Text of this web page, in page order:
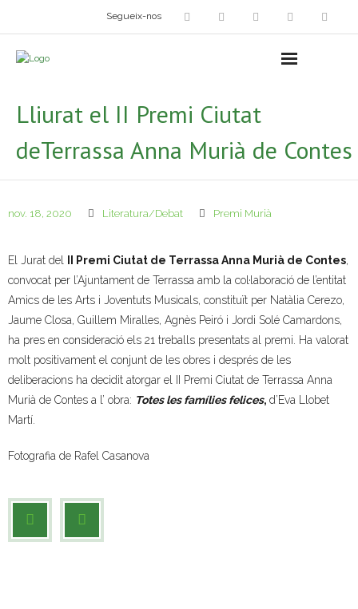
Segueix-nos
- Exposicions
- Fira del Dibuix
Cine-Club
Grup de Teatre
- Muntatges presentats
Jazz Terrassa
- Nova Jazz Cava
Música clàssica i coral
Lliurat el II Premi Ciutat
deTerrassa Anna Murià de Contes
nov. 18, 2020 Literatura/Debat Premi Murià
El Jurat del II Premi Ciutat de Terrassa Anna Murià de Contes,
convocat per l’Ajuntament de Terrassa amb la col·laboració de l’entitat
Amics de les Arts i Joventuts Musicals, constituït per Natàlia Cerezo,
Jaume Closa, Guillem Miralles, Agnès Peiró i Jordi Solé Camardons,
ha pres en consideració els 21 treballs presentats al premi. Ha valorat
molt positivament el conjunt de les obres i després de les
deliberacions ha decidit atorgar el II Premi Ciutat de Terrassa Anna
Murià de Contes a l’ obra: Totes les famílies felices, d’Eva Llobet
Martí.
Fotografia de Rafel Casanova